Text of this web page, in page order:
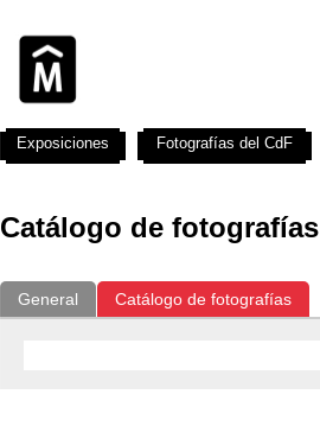
Catálogo de fotografías
General Catálogo de fotografías
Exposiciones Fotografías del CdF